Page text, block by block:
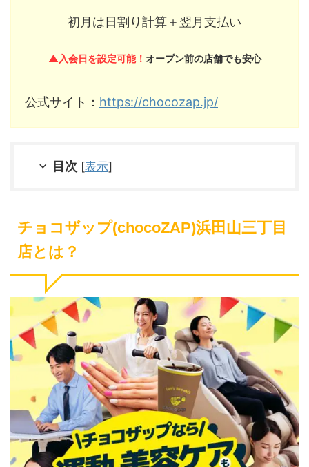
初月は日割り計算＋翌月支払い
▲入会日を設定可能！ オープン前の店舗でも安心
公式サイト： https://chocozap.jp/
目次 [表示]
チョコザップ(chocoZAP)浜田山三丁目
店とは？